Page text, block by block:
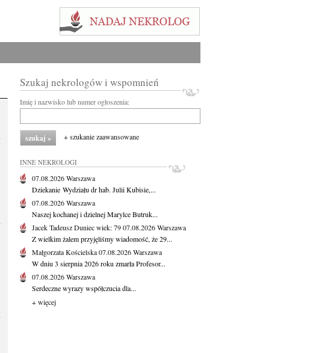
Szukaj nekrologów i wspomnień
Imię i nazwisko lub numer ogłoszenia:
+ szukanie zaawansowane
INNE NEKROLOGI
07.08.2026Warszawa
Dziekanie Wydziału dr hab. Julii Kubisie,...
07.08.2026Warszawa
Naszej kochanej i dzielnej Marylce Butruk...
Jacek Tadeusz Duniecwiek: 7907.08.2026Warszawa
Z wielkim żalem przyjęliśmy wiadomość, że 29...
Małgorzata Kościelska07.08.2026Warszawa
W dniu 3 sierpnia 2026 roku zmarła Profesor...
07.08.2026Warszawa
Serdeczne wyrazy współczucia dla...
+ więcej